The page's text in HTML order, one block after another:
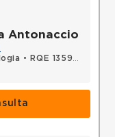
Antonaccio
•
RQE 13596 - Cirurgia vascular